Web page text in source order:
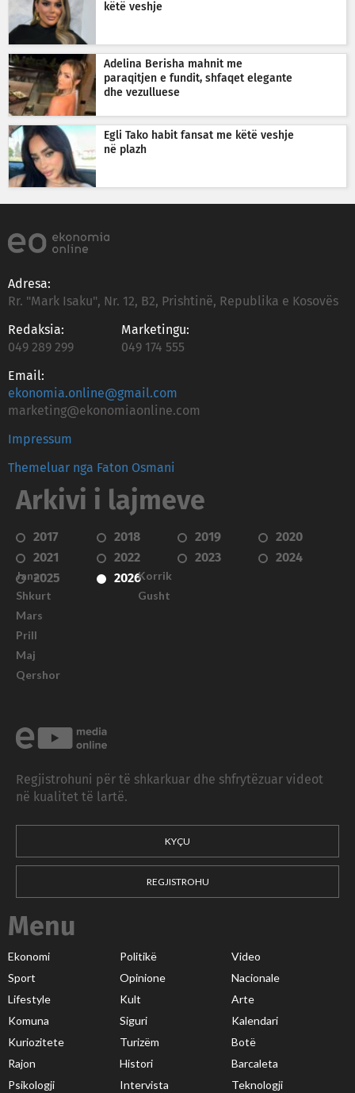
këtë veshje
Adelina Berisha mahnit me
paraqitjen e fundit, shfaqet elegante
dhe vezulluese
Egli Tako habit fansat me këtë veshje
në plazh
Adresa:
Rr. "Mark Isaku", Nr. 12, B2, Prishtinë, Republika e Kosovës
Redaksia:
049 289 299
Marketingu:
049 174 555
Email:
ekonomia.online@gmail.com
marketing@ekonomiaonline.com
Impressum
Themeluar nga Faton Osmani
Arkivi i lajmeve
2017 2018 2019
2020
2021
2022 2023
2024
2025
2026
Janar
Shkurt
Mars
Prill
Maj
Qershor
Korrik
Gusht
Regjistrohuni për të shkarkuar dhe shfrytëzuar videot
në kualitet të lartë.
KYÇU
REGJISTROHU
Menu
Ekonomi Politikë
Video
Sport
Opinione
Nacionale
Lifestyle
Kult
Arte
Komuna
Siguri
Kalendari
Kuriozitete
Turizëm
Botë
Rajon
Histori
Barcaleta
Psikologji
Intervista Teknologji